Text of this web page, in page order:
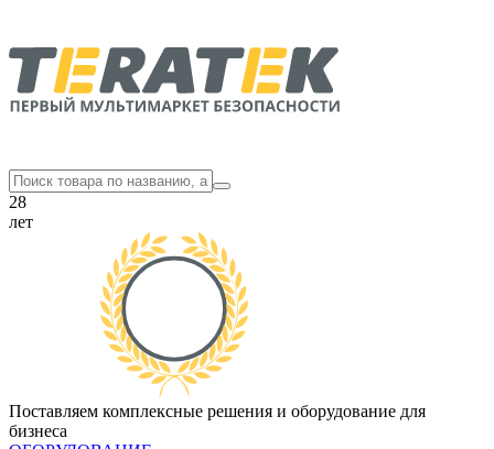
28
лет
Поставляем комплексные решения и оборудование для
бизнеса